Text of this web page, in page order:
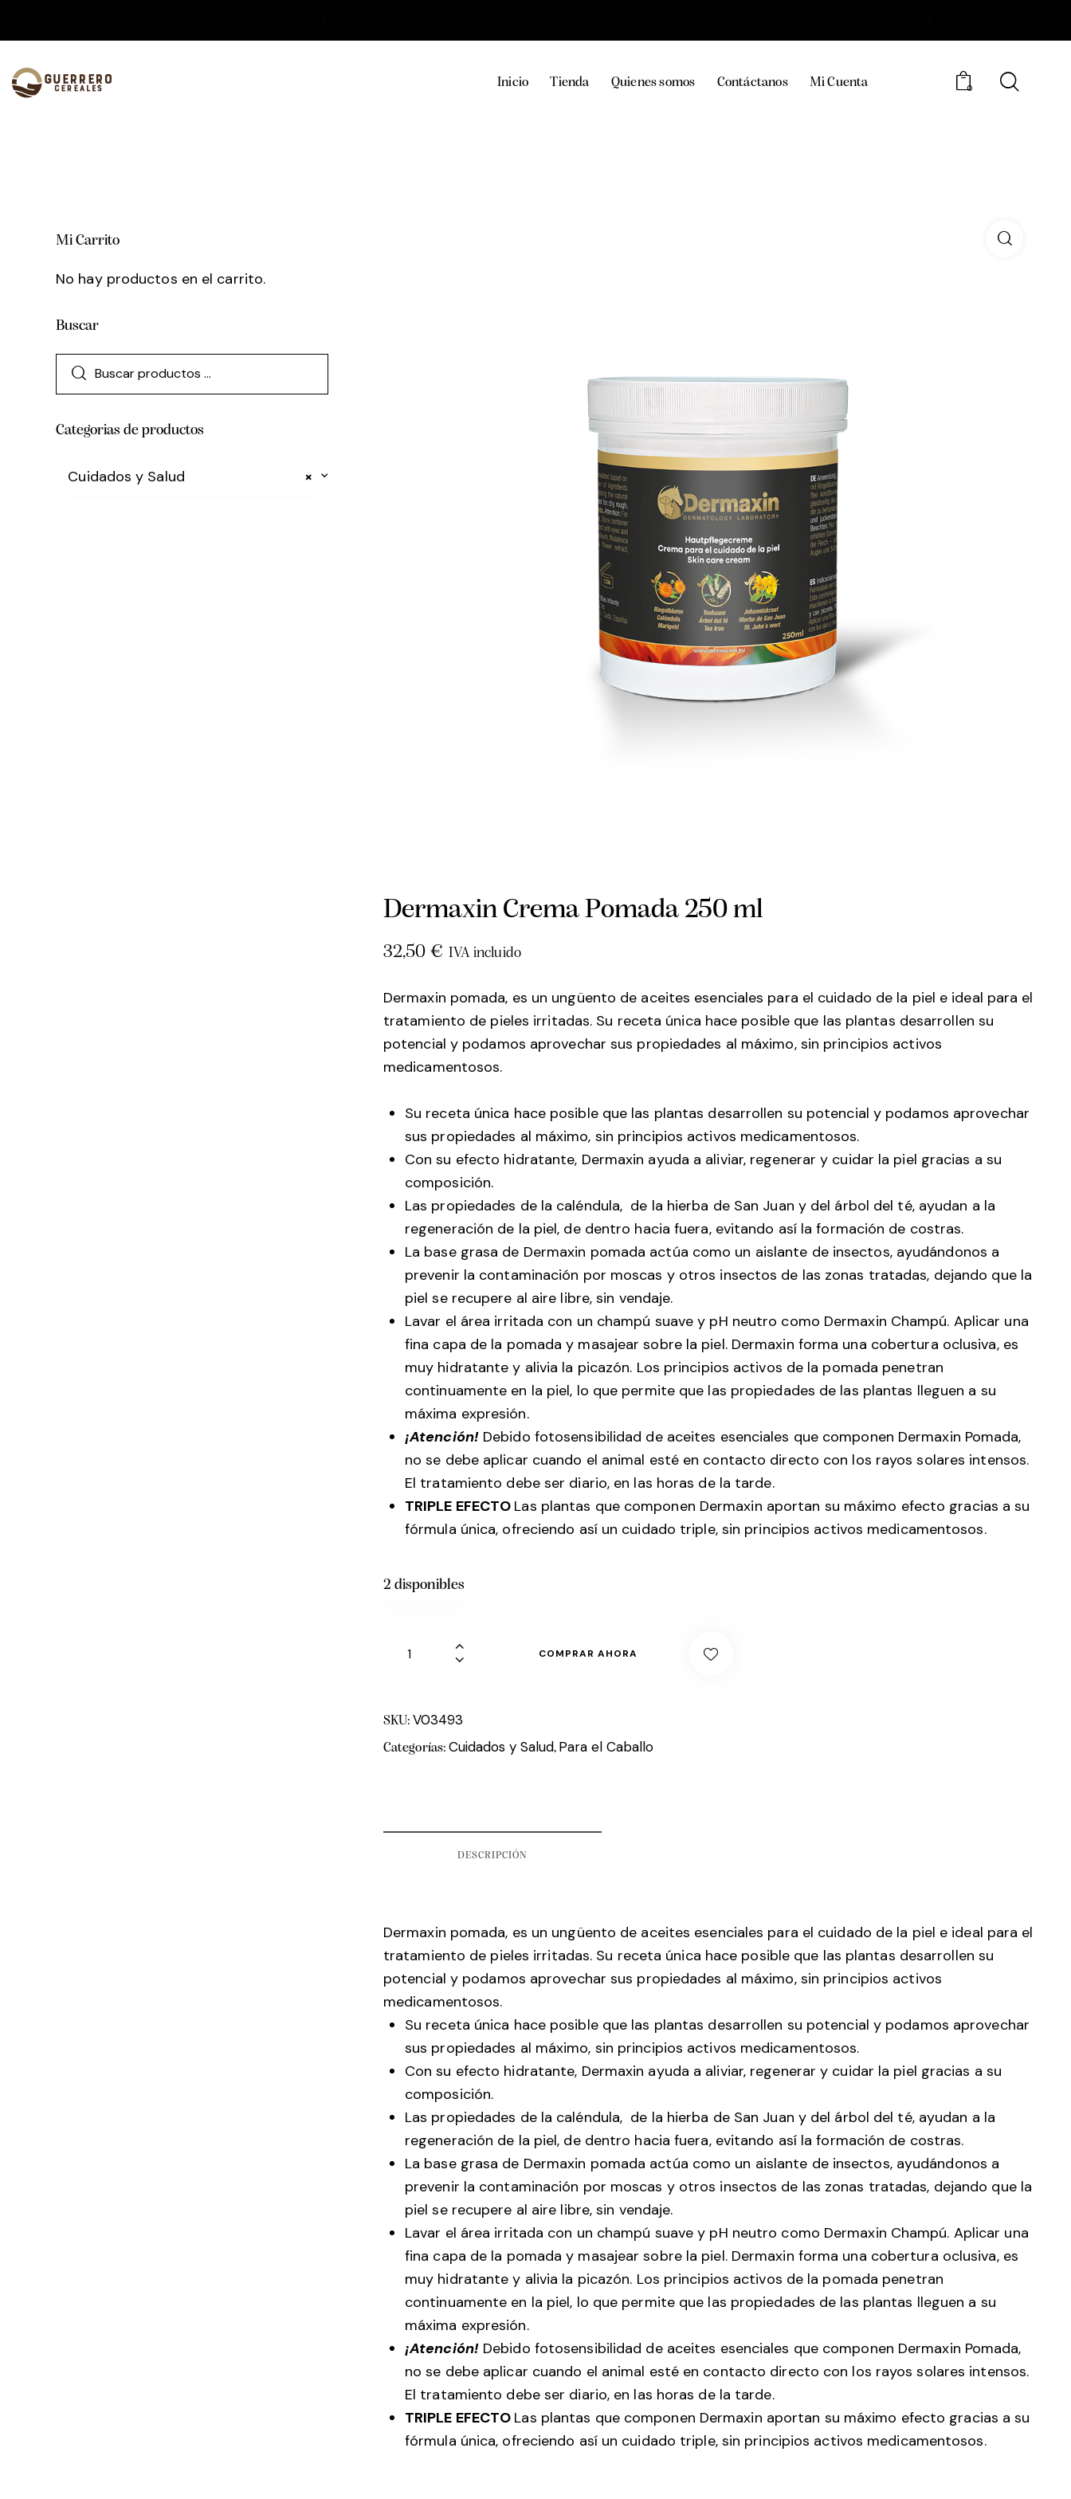
Inicio Tienda Quienes somos Contáctanos Mi Cuenta 0
Dermaxin Crema Pomada 250 ml
32,50 € IVA incluido
Dermaxin pomada, es un ungüento de aceites esenciales para el cuidado de la piel e ideal para el
tratamiento de pieles irritadas. Su receta única hace posible que las plantas desarrollen su
potencial y podamos aprovechar sus propiedades al máximo, sin principios activos
medicamentosos.
Su receta única hace posible que las plantas desarrollen su potencial y podamos aprovechar
sus propiedades al máximo, sin principios activos medicamentosos.
Con su efecto hidratante, Dermaxin ayuda a aliviar, regenerar y cuidar la piel gracias a su
composición.
Las propiedades de la caléndula, de la hierba de San Juan y del árbol del té, ayudan a la
regeneración de la piel, de dentro hacia fuera, evitando así la formación de costras.
La base grasa de Dermaxin pomada actúa como un aislante de insectos, ayudándonos a
prevenir la contaminación por moscas y otros insectos de las zonas tratadas, dejando que la
piel se recupere al aire libre, sin vendaje.
Lavar el área irritada con un champú suave y pH neutro como Dermaxin Champú. Aplicar una
fina capa de la pomada y masajear sobre la piel. Dermaxin forma una cobertura oclusiva, es
muy hidratante y alivia la picazón. Los principios activos de la pomada penetran
continuamente en la piel, lo que permite que las propiedades de las plantas lleguen a su
máxima expresión.
¡Atención! Debido fotosensibilidad de aceites esenciales que componen Dermaxin Pomada,
no se debe aplicar cuando el animal esté en contacto directo con los rayos solares intensos.
El tratamiento debe ser diario, en las horas de la tarde.
TRIPLE EFECTO Las plantas que componen Dermaxin aportan su máximo efecto gracias a su
fórmula única, ofreciendo así un cuidado triple, sin principios activos medicamentosos.
2 disponibles
COMPRAR AHORA
SKU: V03493
Categorías:Cuidados y Salud, Para el Caballo
DESCRIPCIÓN
Dermaxin pomada, es un ungüento de aceites esenciales para el cuidado de la piel e ideal para el
tratamiento de pieles irritadas. Su receta única hace posible que las plantas desarrollen su
potencial y podamos aprovechar sus propiedades al máximo, sin principios activos
medicamentosos.
Su receta única hace posible que las plantas desarrollen su potencial y podamos aprovechar
sus propiedades al máximo, sin principios activos medicamentosos.
Con su efecto hidratante, Dermaxin ayuda a aliviar, regenerar y cuidar la piel gracias a su
composición.
Las propiedades de la caléndula, de la hierba de San Juan y del árbol del té, ayudan a la
regeneración de la piel, de dentro hacia fuera, evitando así la formación de costras.
La base grasa de Dermaxin pomada actúa como un aislante de insectos, ayudándonos a
prevenir la contaminación por moscas y otros insectos de las zonas tratadas, dejando que la
piel se recupere al aire libre, sin vendaje.
Lavar el área irritada con un champú suave y pH neutro como Dermaxin Champú. Aplicar una
fina capa de la pomada y masajear sobre la piel. Dermaxin forma una cobertura oclusiva, es
muy hidratante y alivia la picazón. Los principios activos de la pomada penetran
continuamente en la piel, lo que permite que las propiedades de las plantas lleguen a su
máxima expresión.
¡Atención! Debido fotosensibilidad de aceites esenciales que componen Dermaxin Pomada,
no se debe aplicar cuando el animal esté en contacto directo con los rayos solares intensos.
El tratamiento debe ser diario, en las horas de la tarde.
TRIPLE EFECTO Las plantas que componen Dermaxin aportan su máximo efecto gracias a su
fórmula única, ofreciendo así un cuidado triple, sin principios activos medicamentosos.
Mi Carrito
No hay productos en el carrito.
Buscar
Categorias de productos
×
Cuidados y Salud